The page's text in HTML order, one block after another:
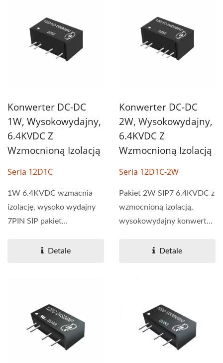
Konwerter DC-DC
1W, Wysokowydajny,
6.4KVDC Z
Wzmocnioną Izolacją
Seria 12D1C
1W 6.4KVDC wzmacnia
izolację, wysoko wydajny
7PIN SIP pakiet
zazwyczaj...
Detale
Konwerter DC-DC
2W, Wysokowydajny,
6.4KVDC Z
Wzmocnioną Izolacją
Seria 12D1C-2W
Pakiet 2W SIP7 6.4KVDC z
wzmocnioną izolacją,
wysokowydajny konwerter
Detale